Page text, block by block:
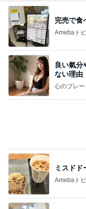
完売で食
Amebaト
良い氣分
ない理由
心のブレ
ミスドド
Amebaト